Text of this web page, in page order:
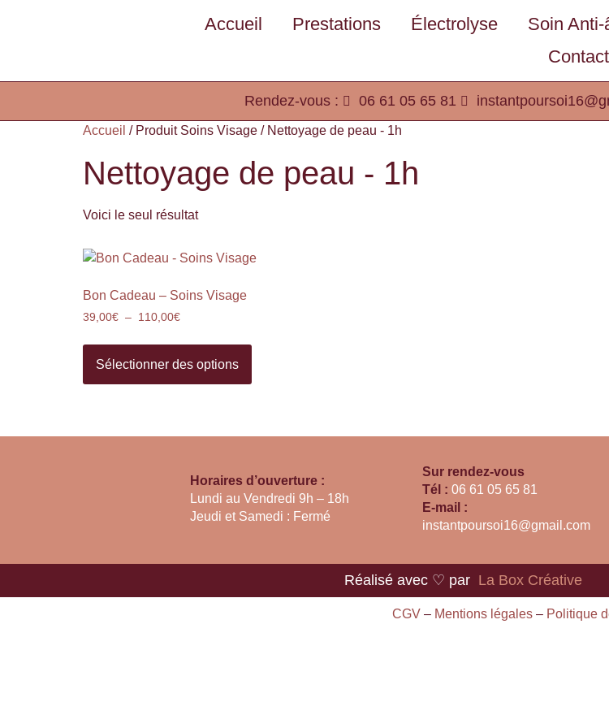
Accueil Prestations Électrolyse Soin Anti-
Contact
Rendez-vous : 06 61 05 65 81
Accueil / Produit Soins Visage / Nettoyage de peau - 1h
Nettoyage de peau - 1h
Voici le seul résultat
Bon Cadeau – Soins Visage
39,00€ – 110,00€
Sélectionner des options
Horaires d’ouverture :
Lundi au Vendredi 9h – 18h
Jeudi et Samedi : Fermé
Sur rendez-vous
Tél :06 61 05 65 81
E-mail :
instantpoursoi16@gmail.com
Réalisé avec ♡ par La Box Créative
CGV – Mentions légales – Politique